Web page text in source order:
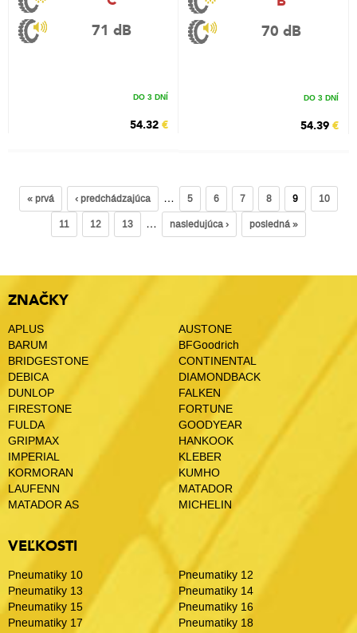
71 dB
DO 3 DNÍ
54.32 €
70 dB
DO 3 DNÍ
54.39 €
« prvá ‹ predchádzajúca … 5 6 7 8 9
10
11
12 13 … nasledujúca › posledná »
ZNAČKY
APLUS
AUSTONE
BARUM
BFGoodrich
BRIDGESTONE
CONTINENTAL
DEBICA
DIAMONDBACK
DUNLOP
FALKEN
FIRESTONE
FORTUNE
FULDA
GOODYEAR
GRIPMAX
HANKOOK
IMPERIAL
KLEBER
KORMORAN
KUMHO
LAUFENN
MATADOR
MATADOR AS
MICHELIN
VEĽKOSTI
Pneumatiky 10
Pneumatiky 12
Pneumatiky 13
Pneumatiky 14
Pneumatiky 15
Pneumatiky 16
Pneumatiky 17
Pneumatiky 18